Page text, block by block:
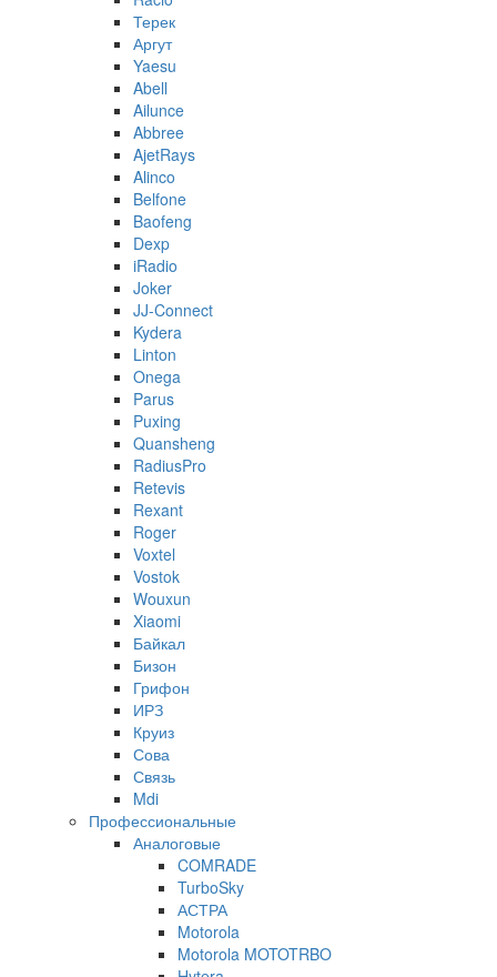
Терек
Аргут
Yaesu
Abell
Ailunce
Abbree
AjetRays
Alinco
Belfone
Baofeng
Dexp
iRadio
Joker
JJ-Connect
Kydera
Linton
Onega
Parus
Puxing
Quansheng
RadiusPro
Retevis
Rexant
Roger
Voxtel
Vostok
Wouxun
Xiaomi
Байкал
Бизон
Грифон
ИРЗ
Круиз
Сова
Связь
Mdi
Профессиональные
Аналоговые
COMRADE
TurboSky
АСТРА
Motorola
Motorola MOTOTRBO